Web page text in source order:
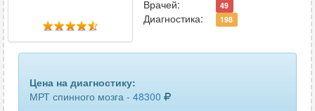
Врачей: 49
Диагностика: 198
Цена на диагностику:
МРТ спинного мозга - 48300